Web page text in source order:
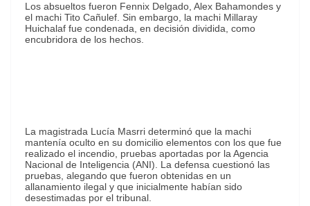
Los absueltos fueron Fennix Delgado, Alex Bahamondes y
el machi Tito Cañulef. Sin embargo, la machi Millaray
Huichalaf fue condenada, en decisión dividida, como
encubridora de los hechos.
La magistrada Lucía Masrri determinó que la machi
mantenía oculto en su domicilio elementos con los que fue
realizado el incendio, pruebas aportadas por la Agencia
Nacional de Inteligencia (ANI). La defensa cuestionó las
pruebas, alegando que fueron obtenidas en un
allanamiento ilegal y que inicialmente habían sido
desestimadas por el tribunal.